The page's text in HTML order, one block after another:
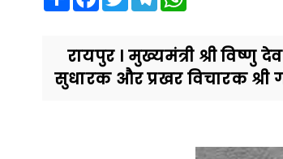
रायपुर । मुख्यमंत्री श्री
सुधारक और प्रखर विचारक